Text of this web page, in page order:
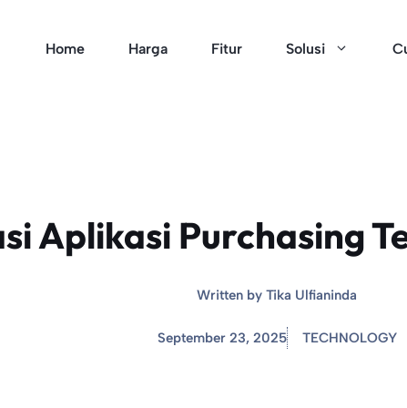
Home Harga Fitur Solusi
Aplikasi Purchasing
Written by Tika Ulfianinda
September 23, 2025 TECHNOLOGY